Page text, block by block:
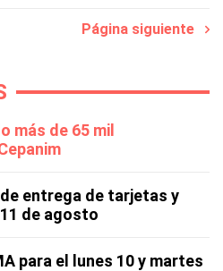
Página siguiente
más de 65 mil
entrega de tarjetas y
de agosto
para el lunes 10 y martes